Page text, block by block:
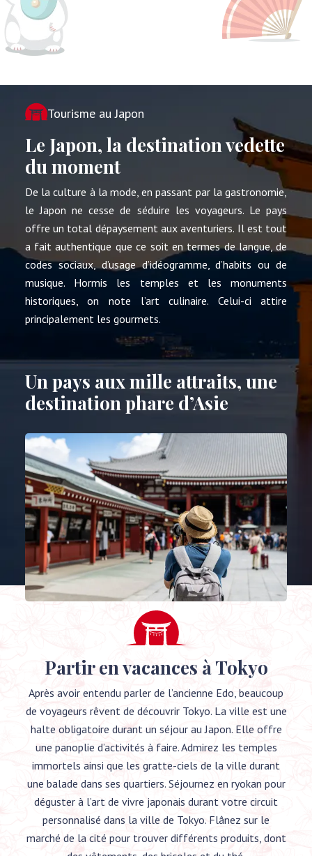
Tourisme au Japon
Le Japon, la destination vedette
du moment
De la culture à la mode, en passant par la gastronomie,
le Japon ne cesse de séduire les voyageurs. Le pays
offre un total dépaysement aux aventuriers. Il est tout
a fait authentique que ce soit en termes de langue, de
codes sociaux, d’usage d’idéogramme, d’habits ou de
musique. Hormis les temples et les monuments
historiques, on note l’art culinaire. Celui-ci attire
principalement les gourmets.
Un pays aux mille attraits, une
destination phare d’Asie
Partir en vacances à Tokyo
Après avoir entendu parler de l’ancienne Edo, beaucoup
de voyageurs rêvent de découvrir Tokyo. La ville est une
halte obligatoire durant un séjour au Japon. Elle offre
une panoplie d’activités à faire. Admirez les temples
immortels ainsi que les gratte-ciels de la ville durant
une balade dans ses quartiers. Séjournez en ryokan pour
déguster à l’art de vivre japonais durant votre circuit
personnalisé dans la ville de Tokyo. Flânez sur le
marché de la cité pour trouver différents produits, dont